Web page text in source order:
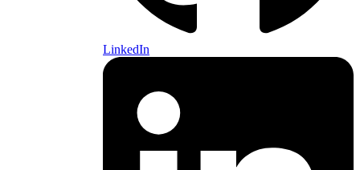
LinkedIn